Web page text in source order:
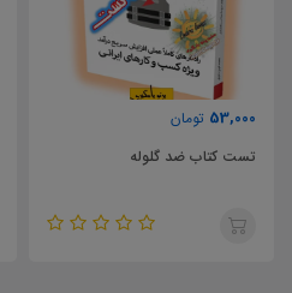
53,000 تومان
تست کتاب ضد گلوله